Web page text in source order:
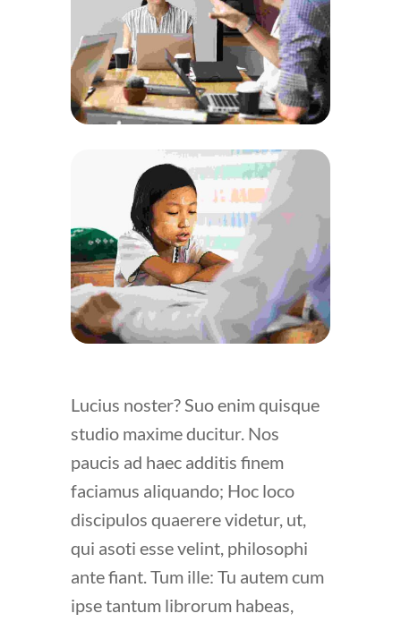
Lucius noster? Suo enim quisque
studio maxime ducitur. Nos
paucis ad haec additis finem
faciamus aliquando; Hoc loco
discipulos quaerere videtur, ut,
qui asoti esse velint, philosophi
ante fiant. Tum ille: Tu autem cum
ipse tantum librorum habeas,